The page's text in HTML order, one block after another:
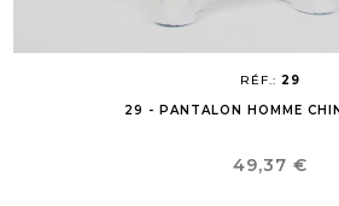
RÉF.: 29
29 - PANTALON HOMME
Prix
49,37 €